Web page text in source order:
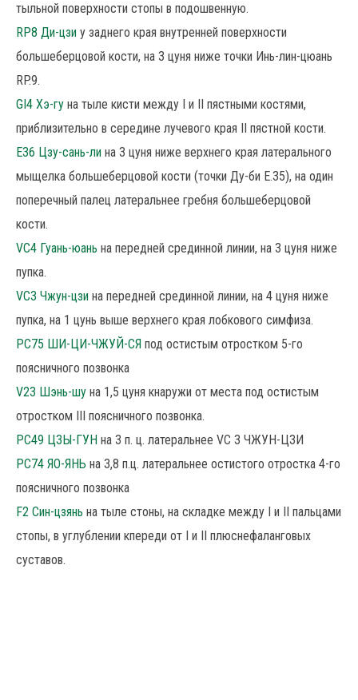
тыльной поверхности стопы в подошвенную.
RP8 Ди-цзи у заднего края внутренней поверхности
большеберцовой кости, на 3 цуня ниже точки Инь-лин-цюань
RP.9.
GI4 Хэ-гу на тыле кисти между I и II пястными костями,
приблизительно в середине лучевого края II пястной кости.
E36 Цзу-сань-ли на 3 цуня ниже верхнего края латерального
мыщелка большеберцовой кости (точки Ду-би Е.35), на один
поперечный палец латеральнее гребня большеберцовой
кости.
VC4 Гуань-юань на передней срединной линии, на 3 цуня ниже
пупка.
VC3 Чжун-цзи на передней срединной линии, на 4 цуня ниже
пупка, на 1 цунь выше верхнего края лобкового симфиза.
РС75 ШИ-ЦИ-ЧЖУЙ-СЯ под остистым отростком 5-го
поясничного позвонка
V23 Шэнь-шу на 1,5 цуня кнаружи от места под остистым
отростком III поясничного позвонка.
РС49 ЦЗЫ-ГУН на 3 п. ц. латеральнее VC 3 ЧЖУН-ЦЗИ
РС74 ЯО-ЯНЬ на З,8 п.ц. латеральнее остистого отростка 4-го
поясничного позвонка
F2 Син-цзянь на тыле стоны, на складке между I и II пальцами
стопы, в углублении кпереди от I и II плюснефаланговых
суставов.